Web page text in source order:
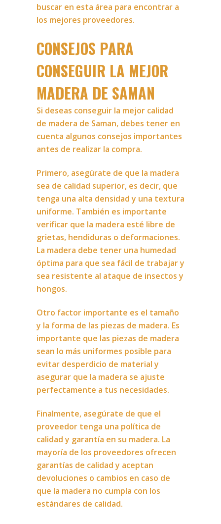
buscar en esta área para encontrar a
los mejores proveedores.
CONSEJOS PARA
CONSEGUIR LA MEJOR
MADERA DE SAMAN
Si deseas conseguir la mejor calidad
de madera de Saman, debes tener en
cuenta algunos consejos importantes
antes de realizar la compra.
Primero, asegúrate de que la madera
sea de calidad superior, es decir, que
tenga una alta densidad y una textura
uniforme. También es importante
verificar que la madera esté libre de
grietas, hendiduras o deformaciones.
La madera debe tener una humedad
óptima para que sea fácil de trabajar y
sea resistente al ataque de insectos y
hongos.
Otro factor importante es el tamaño
y la forma de las piezas de madera. Es
importante que las piezas de madera
sean lo más uniformes posible para
evitar desperdicio de material y
asegurar que la madera se ajuste
perfectamente a tus necesidades.
Finalmente, asegúrate de que el
proveedor tenga una política de
calidad y garantía en su madera. La
mayoría de los proveedores ofrecen
garantías de calidad y aceptan
devoluciones o cambios en caso de
que la madera no cumpla con los
estándares de calidad.